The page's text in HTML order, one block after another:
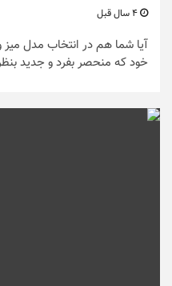
آیا شما هم در انتخاب مدل میز
خود که منحصر بفرد و جدید